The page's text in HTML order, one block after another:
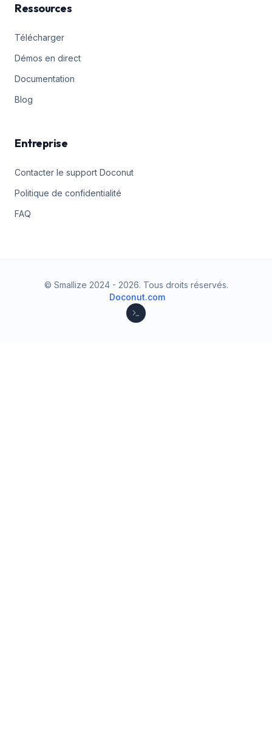
Ressources
Télécharger
Démos en direct
Documentation
Blog
Entreprise
Contacter le support Doconut
Politique de confidentialité
FAQ
© Smallize 2024 - 2026. Tous droits réservés.
Doconut.com